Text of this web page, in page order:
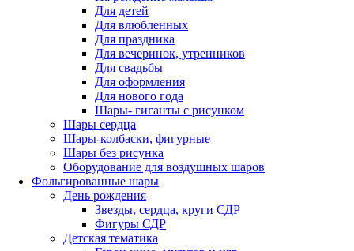
Для детей
Для влюбленных
Для праздника
Для вечеринок, утренников
Для свадьбы
Для оформления
Для нового года
Шары- гиганты с рисунком
Шары сердца
Шары-колбаски, фигурные
Шары без рисунка
Оборудование для воздушных шаров
Фольгированные шары
День рождения
Звезды, сердца, круги СДР
Фигуры СДР
Детская тематика